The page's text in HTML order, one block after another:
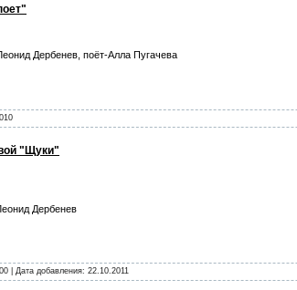
Дербенев, поёт-Алла Пугачева
"Щуки"
Дербенев
| Дата добавления: 22.10.2011